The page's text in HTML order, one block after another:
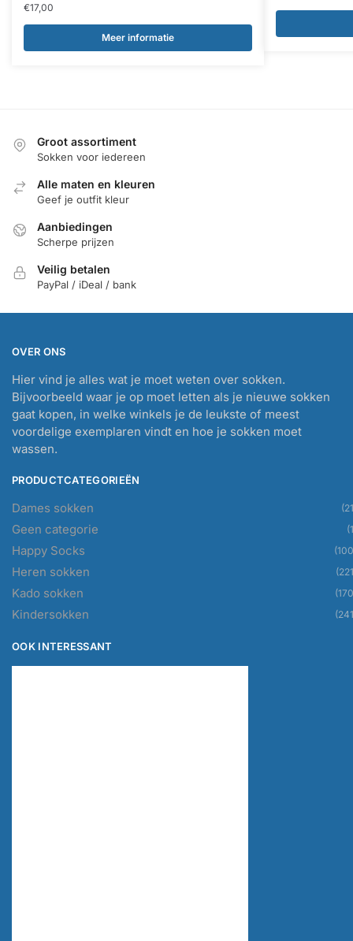
€17,00
Meer informatie
Groot assortiment
Sokken voor iedereen
Alle maten en kleuren
Geef je outfit kleur
Aanbiedingen
Scherpe prijzen
Veilig betalen
PayPal / iDeal / bank
OVER ONS
Hier vind je alles wat je moet weten over sokken.
Bijvoorbeeld waar je op moet letten als je nieuwe sokken
gaat kopen, in welke winkels je de leukste of meest
voordelige exemplaren vindt en hoe je sokken moet
wassen.
PRODUCTCATEGORIEËN
Dames sokken
Geen categorie
Happy Socks
Heren sokken
Kado sokken
Kindersokken
OOK INTERESSANT